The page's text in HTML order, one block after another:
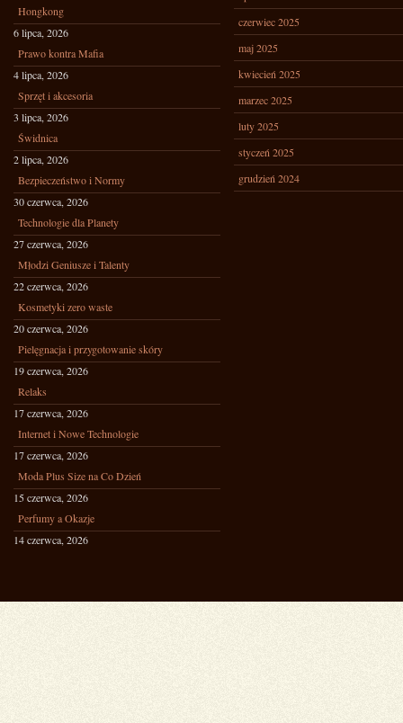
Hongkong
6 lipca, 2026
Prawo kontra Mafia
4 lipca, 2026
Sprzęt i akcesoria
3 lipca, 2026
Świdnica
2 lipca, 2026
Bezpieczeństwo i Normy
30 czerwca, 2026
Technologie dla Planety
27 czerwca, 2026
Młodzi Geniusze i Talenty
22 czerwca, 2026
Kosmetyki zero waste
20 czerwca, 2026
Pielęgnacja i przygotowanie skóry
19 czerwca, 2026
Relaks
17 czerwca, 2026
Internet i Nowe Technologie
17 czerwca, 2026
Moda Plus Size na Co Dzień
15 czerwca, 2026
Perfumy a Okazje
14 czerwca, 2026
czerwiec 2025
maj 2025
kwiecień 2025
marzec 2025
luty 2025
styczeń 2025
grudzień 2024